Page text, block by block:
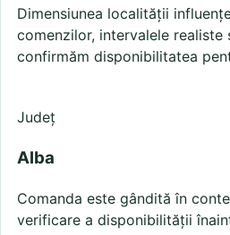
Dimensiunea localității
comenzilor, intervalele realiste
confirmăm disponibilitatea
Județ
Alba
Comanda este gândită în
verificare a disponibilității